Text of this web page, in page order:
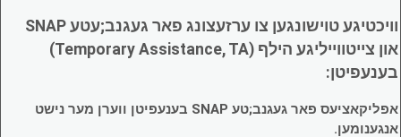
וויכטיגע טוישונגען צו ערזעצונג פאר געגנב;עטע SNAP
און צייטווייליגע הילף (Temporary Assistance, TA)
בענעפיטן:
אפליקאציעס פאר געגנב;טע SNAP בענעפיטן ווערן מער נישט
אנגענומען.